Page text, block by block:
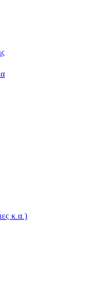
κ.α.)